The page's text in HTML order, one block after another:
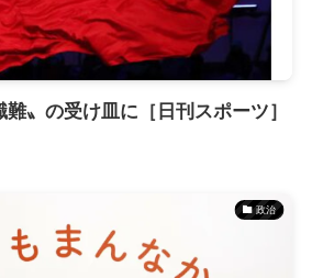
〟の受け皿に［日刊スポーツ］
政治